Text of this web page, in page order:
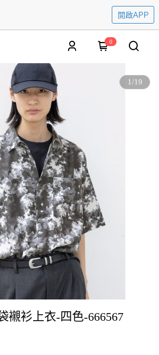
開啟APP
0
1/19
襯衫上衣-四色-666567